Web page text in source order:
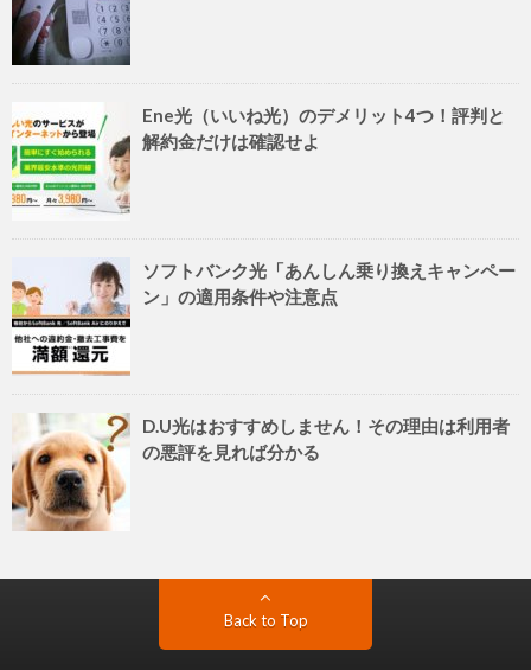
Ene光（いいね光）のデメリット4つ！評判と
解約金だけは確認せよ
ソフトバンク光「あんしん乗り換えキャンペー
ン」の適用条件や注意点
D.U光はおすすめしません！その理由は利用者
の悪評を見れば分かる
Back to Top